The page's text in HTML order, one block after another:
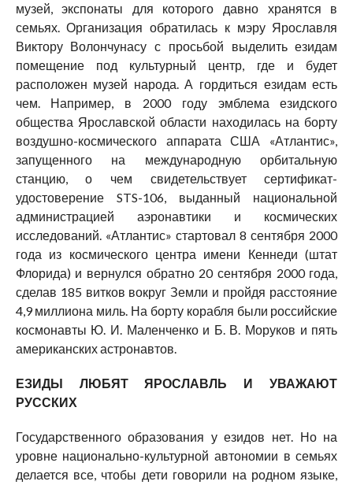
музей, экспонаты для которого давно хранятся в
семьях. Организация обратилась к мэру Ярославля
Виктору Волончунасу с просьбой выделить езидам
помещение под культурный центр, где и будет
расположен музей народа. А гордиться езидам есть
чем. Например, в 2000 году эмблема езидского
общества Ярославской области находилась на борту
воздушно-космического аппарата США «Атлантис»,
запущенного на международную орбитальную
станцию, о чем свидетельствует сертификат-
удостоверение STS-106, выданный национальной
администрацией аэронавтики и космических
исследований. «Атлантис» стартовал 8 сентября 2000
года из космического центра имени Кеннеди (штат
Флорида) и вернулся обратно 20 сентября 2000 года,
сделав 185 витков вокруг Земли и пройдя расстояние
4,9 миллиона миль. На борту корабля были российские
космонавты Ю. И. Маленченко и Б. В. Моруков и пять
американских астронавтов.
ЕЗИДЫ ЛЮБЯТ ЯРОСЛАВЛЬ И УВАЖАЮТ
РУССКИХ
Государственного образования у езидов нет. Но на
уровне национально-культурной автономии в семьях
делается все, чтобы дети говорили на родном языке,